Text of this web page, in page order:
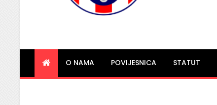
O NAMA POVIJESNICA STATUT